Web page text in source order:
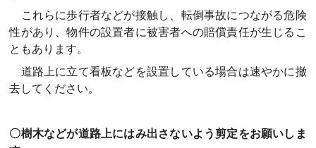
これらに歩行者などが接触し、転倒事故につながる危険
性があり、物件の設置者に被害者への賠償責任が生じるこ
ともあります。
道路上に立て看板などを設置している場合は速やかに撤
去してください。
〇樹木などが道路上にはみ出さないよう剪定をお願いしま